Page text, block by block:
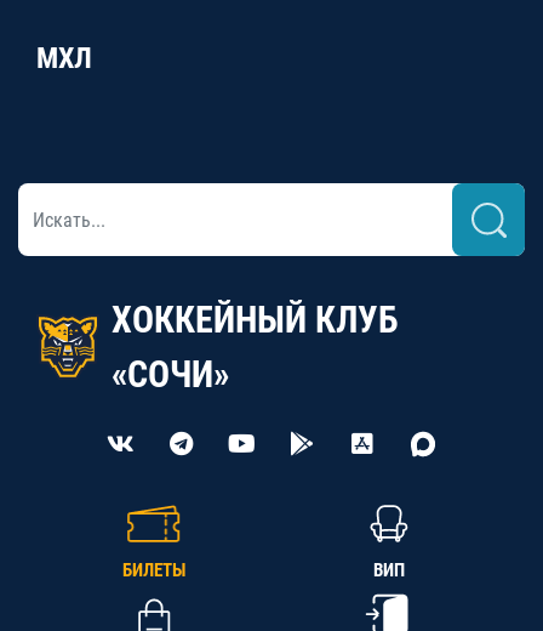
МХЛ
ХОККЕЙНЫЙ КЛУБ
«СОЧИ»
БИЛЕТЫ ВИП